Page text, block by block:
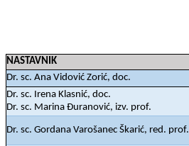
NASTAVNIK
Dr. sc. Ana Vidović Zorić, doc.
Dr. sc. Irena Klasnić, doc.
Dr. sc. Marina Đuranović, izv. prof.
Dr. sc. Gordana Varošanec Škarić, red. prof.